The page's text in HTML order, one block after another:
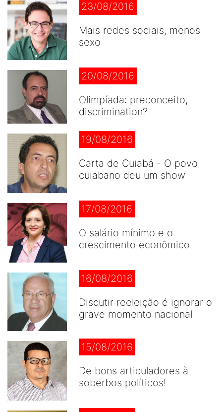
23/08/2016
Mais redes sociais, menos
sexo
20/08/2016
Olimpíada: preconceito,
discrimination?
19/08/2016
Carta de Cuiabá - O povo
cuiabano deu um show
17/08/2016
O salário mínimo e o
crescimento econômico
16/08/2016
Discutir reeleição é ignorar o
grave momento nacional
15/08/2016
De bons articuladores à
soberbos políticos!